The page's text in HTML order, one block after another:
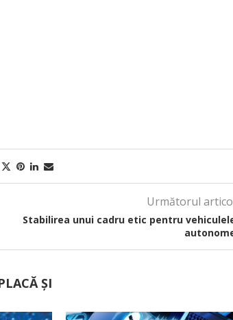
Următorul
Stabilirea unui cadru etic pentru
ȘI